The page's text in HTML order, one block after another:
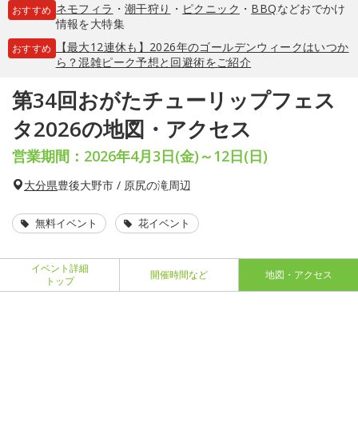
おすすめ ネモフィラ ・ 潮干狩り ・ ピクニック ・ BBQなどおでかけ
情報を大特集
おすすめ
【最大12連休も】2026年のゴールデンウィークはいつか
ら？混雑ピーク予想と回避術をご紹介
第34回おがたチューリップフェス
タ2026の地図・アクセス
営業期間：2026年4月3日(金)～12日(日)
大分県豊後大野市 / 原尻の滝周辺
無料イベント 花イベント
イベント詳細
トップ
開催時間など 地図・アクセス